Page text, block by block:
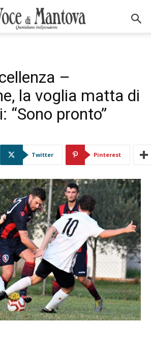
–
la voglia matta di
“Sono pronto”
Twitter Pinterest